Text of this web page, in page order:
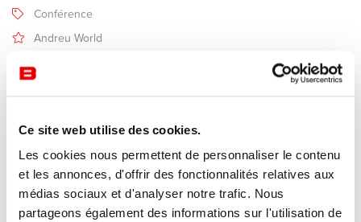
Ce site web utilise des cookies.
Les cookies nous permettent de personnaliser le contenu
et les annonces, d'offrir des fonctionnalités relatives aux
médias sociaux et d'analyser notre trafic. Nous
partageons également des informations sur l'utilisation de
Conférence
Andreu World
Fabricant Andreu World
Design Piergiorgio Cazzaniga